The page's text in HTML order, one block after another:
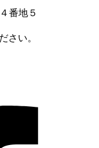
番地５
さい。